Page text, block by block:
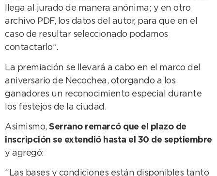
llega al jurado de manera anónima; y en otro
archivo PDF, los datos del autor, para que en el
caso de resultar seleccionado podamos
contactarlo”.
La premiación se llevará a cabo en el marco del
aniversario de Necochea, otorgando a los
ganadores un reconocimiento especial durante
los festejos de la ciudad.
Asimismo, Serrano remarcó que el plazo de
inscripción se extendió hasta el 30 de septiembre
y agregó:
“Las bases y condiciones están disponibles tanto